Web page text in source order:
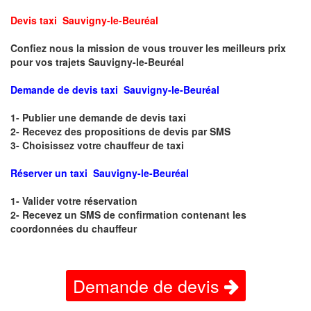
Devis taxi Sauvigny-le-Beuréal
Confiez nous la mission de vous trouver les meilleurs prix
pour vos trajets Sauvigny-le-Beuréal
Demande de devis taxi Sauvigny-le-Beuréal
1- Publier une demande de devis taxi
2- Recevez des propositions de devis par SMS
3- Choisissez votre chauffeur de taxi
Réserver un taxi Sauvigny-le-Beuréal
1- Valider votre réservation
2- Recevez un SMS de confirmation contenant les
coordonnées du chauffeur
Demande de devis